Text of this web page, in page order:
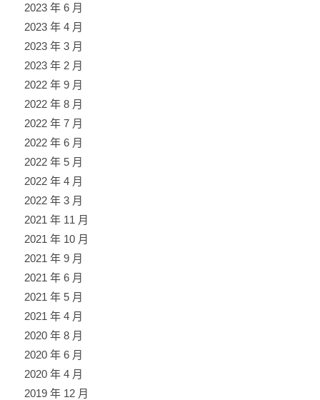
2023 年 6 月
2023 年 4 月
2023 年 3 月
2023 年 2 月
2022 年 9 月
2022 年 8 月
2022 年 7 月
2022 年 6 月
2022 年 5 月
2022 年 4 月
2022 年 3 月
2021 年 11 月
2021 年 10 月
2021 年 9 月
2021 年 6 月
2021 年 5 月
2021 年 4 月
2020 年 8 月
2020 年 6 月
2020 年 4 月
2019 年 12 月